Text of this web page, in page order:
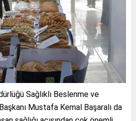
Sağlıklı Beslenme ve
Mustafa Kemal Başaralı da